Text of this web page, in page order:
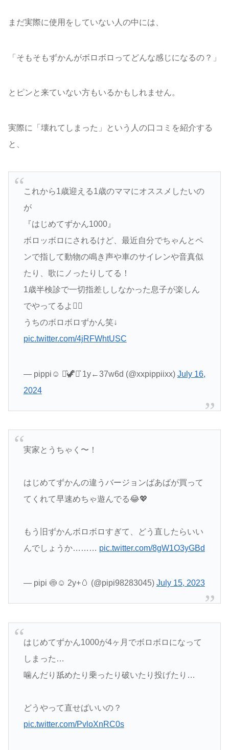
まだ実際に使用をしていない人の中には、
「そもそもずかんがボロボロってどんな感じになるの？」
とピンと来ていない方もいるかもしれません。
実際に「壊れてしまった」という人の口コミを紹介する
と、
これから1歳迎える1歳のママにオススメしたいの
が
『はじめてずかん1000』
ボロッボロにされるけど、最近自分でちゃんとペ
ンで指して動物の鳴き声や車のサイレンや音真似
たり、歌にノったりしてる！
1歳半検診で一切指差ししなかった息子が楽しん
でやってるよ🙆‍♀️
うちのボロボロずかん笑↓
pic.twitter.com/4jRFWhtUSC
— pippi☺︎ ⋆͛🦖⋆͛ 1y←37w6d (@xxpippiixx) July 16,
2024
実家とうちゃく〜！
はじめてずかんの違うバージョンばあばが買って
てくれて早速めちゃ遊んでる😂💖
もう旧ずかんボロボロすぎて、どう直したらいい
んでしょうか……… pic.twitter.com/8gW1O3yGBd
— pipi 🍥☺︎ ︎2y+🥚 (@pipi98283045) July 15, 2023
はじめてずかん1000が4ヶ月でボロボロになって
しまった…
噛んだり舐めたり乗ったり破いたり投げたり…
どうやって直せばいいの？
pic.twitter.com/PvloXnRC0s